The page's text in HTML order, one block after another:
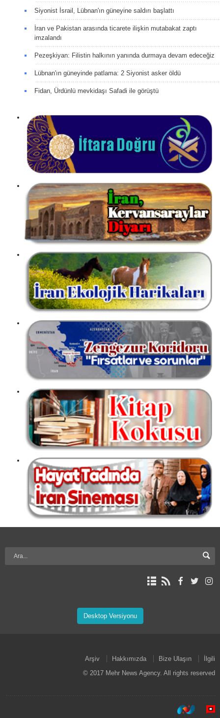
Siyonist İsrail, Lübnan'ın güneyine saldırı başlattı
İran ve Pakistan arasında ticarete ilişkin mutabakat zaptı
imzalandı
Pezeşkiyan: Filistin halkının yanında durmaya devam edeceğiz
Lübnan'ın güneyinde patlama: 2 Siyonist asker öldü
Fidan, Ürdünlü mevkidaşı Safadi ile görüştü
Desktop Versiyonu
Arşiv Hakkımızda Bize Ulaşın
İlgili
© 2017 Mehr News Agency. All rights reserved